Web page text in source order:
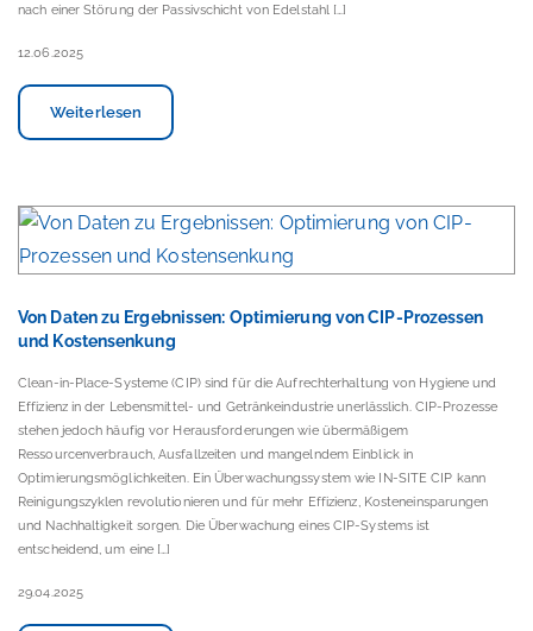
nach einer Störung der Passivschicht von Edelstahl […]
12.06.2025
Weiterlesen
Von Daten zu Ergebnissen: Optimierung von CIP-Prozessen
und Kostensenkung
Clean-in-Place-Systeme (CIP) sind für die Aufrechterhaltung von Hygiene und
Effizienz in der Lebensmittel- und Getränkeindustrie unerlässlich. CIP-Prozesse
stehen jedoch häufig vor Herausforderungen wie übermäßigem
Ressourcenverbrauch, Ausfallzeiten und mangelndem Einblick in
Optimierungsmöglichkeiten. Ein Überwachungssystem wie IN-SITE CIP kann
Reinigungszyklen revolutionieren und für mehr Effizienz, Kosteneinsparungen
und Nachhaltigkeit sorgen. Die Überwachung eines CIP-Systems ist
entscheidend, um eine […]
29.04.2025